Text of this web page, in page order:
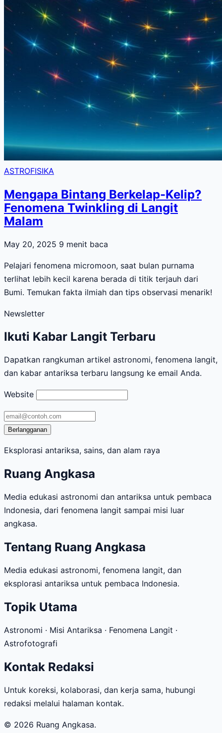
ASTROFISIKA
Mengapa Bintang Berkelap-Kelip?
Fenomena Twinkling di Langit
Malam
May 20, 2025 9 menit baca
Pelajari fenomena micromoon, saat bulan purnama
terlihat lebih kecil karena berada di titik terjauh dari
Bumi. Temukan fakta ilmiah dan tips observasi menarik!
Newsletter
Ikuti Kabar Langit Terbaru
Dapatkan rangkuman artikel astronomi, fenomena langit,
dan kabar antariksa terbaru langsung ke email Anda.
Website
Alamat
email
Berlangganan
Eksplorasi antariksa, sains, dan alam raya
Ruang Angkasa
Media edukasi astronomi dan antariksa untuk pembaca
Indonesia, dari fenomena langit sampai misi luar
angkasa.
Tentang Ruang Angkasa
Media edukasi astronomi, fenomena langit, dan
eksplorasi antariksa untuk pembaca Indonesia.
Topik Utama
Astronomi · Misi Antariksa · Fenomena Langit ·
Astrofotografi
Kontak Redaksi
Untuk koreksi, kolaborasi, dan kerja sama, hubungi
redaksi melalui halaman kontak.
© 2026 Ruang Angkasa.